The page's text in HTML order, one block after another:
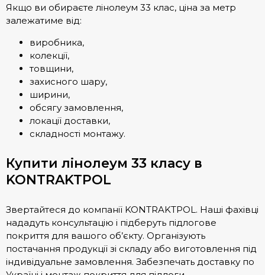
Якщо ви обираєте лінолеум 33 клас, ціна за метр
залежатиме від:
виробника,
колекції,
товщини,
захисного шару,
ширини,
обсягу замовлення,
локації доставки,
складності монтажу.
Купити лінолеум 33 класу в
KONTRAKTPOL
Звертайтеся до компанії KONTRAKTPOL. Наші фахівці
нададуть консультацію і підберуть підлогове
покриття для вашого об’єкту. Організують
постачання продукції зі складу або виготовлення під
індивідуальне замовлення. Забезпечать доставку по